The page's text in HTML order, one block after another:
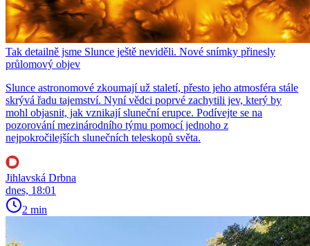
Tak detailně jsme Slunce ještě neviděli. Nové snímky přinesly
průlomový objev
Slunce astronomové zkoumají už staletí, přesto jeho atmosféra stále
skrývá řadu tajemství. Nyní vědci poprvé zachytili jev, který by
mohl objasnit, jak vznikají sluneční erupce. Podívejte se na
pozorování mezinárodního týmu pomocí jednoho z
nejpokročilejších slunečních teleskopů světa.
Jihlavská Drbna
dnes, 18:01
2 min